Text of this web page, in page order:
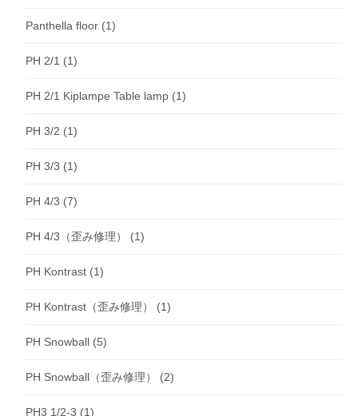
Panthella floor (1)
PH 2/1 (1)
PH 2/1 Kiplampe Table lamp (1)
PH 3/2 (1)
PH 3/3 (1)
PH 4/3 (7)
PH 4/3（歪み修理） (1)
PH Kontrast (1)
PH Kontrast（歪み修理） (1)
PH Snowball (5)
PH Snowball（歪み修理） (2)
PH3 1/2-3 (1)